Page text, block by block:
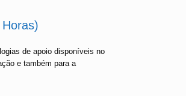
de apoio disponíveis no
e também para a